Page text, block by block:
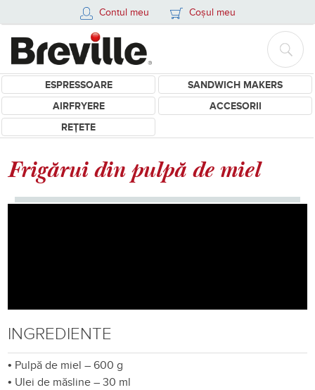
Contul meu Coșul meu
ESPRESSOARE
SANDWICH MAKERS
AIRFRYERE
ACCESORII
REȚETE
Frigărui din pulpă de miel
INGREDIENTE
• Pulpă de miel – 600 g
• Ulei de măsline – 30 ml